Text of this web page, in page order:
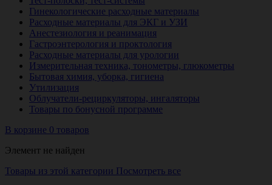
Гинекологические расходные материалы
Расходные материалы для ЭКГ и УЗИ
Анестезиология и реанимация
Гастроэнтерология и проктология
Расходные материалы для урологии
Измерительная техника, тонометры, глюкометры
Бытовая химия, уборка, гигиена
Утилизация
Облучатели-рециркуляторы, ингаляторы
Товары по бонусной программе
В корзине 0 товаров
Элемент не найден
Товары из этой категории Посмотреть все